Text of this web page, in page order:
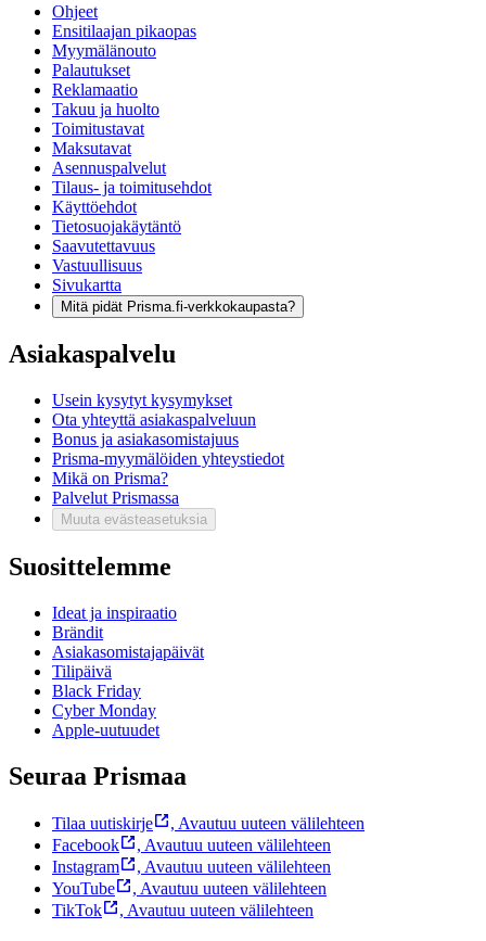
Ohjeet
Ensitilaajan pikaopas
Myymälänouto
Palautukset
Reklamaatio
Takuu ja huolto
Toimitustavat
Maksutavat
Asennuspalvelut
Tilaus- ja toimitusehdot
Käyttöehdot
Tietosuojakäytäntö
Saavutettavuus
Vastuullisuus
Sivukartta
Mitä pidät Prisma.fi-verkkokaupasta?
Asiakaspalvelu
Usein kysytyt kysymykset
Ota yhteyttä asiakaspalveluun
Bonus ja asiakasomistajuus
Prisma-myymälöiden yhteystiedot
Mikä on Prisma?
Palvelut Prismassa
Muuta evästeasetuksia
Suosittelemme
Ideat ja inspiraatio
Brändit
Asiakasomistajapäivät
Tilipäivä
Black Friday
Cyber Monday
Apple-uutuudet
Seuraa Prismaa
Tilaa uutiskirje , Avautuu uuteen välilehteen
Facebook
, Avautuu uuteen välilehteen
Instagram
, Avautuu uuteen välilehteen
YouTube
, Avautuu uuteen välilehteen
TikTok
, Avautuu uuteen välilehteen